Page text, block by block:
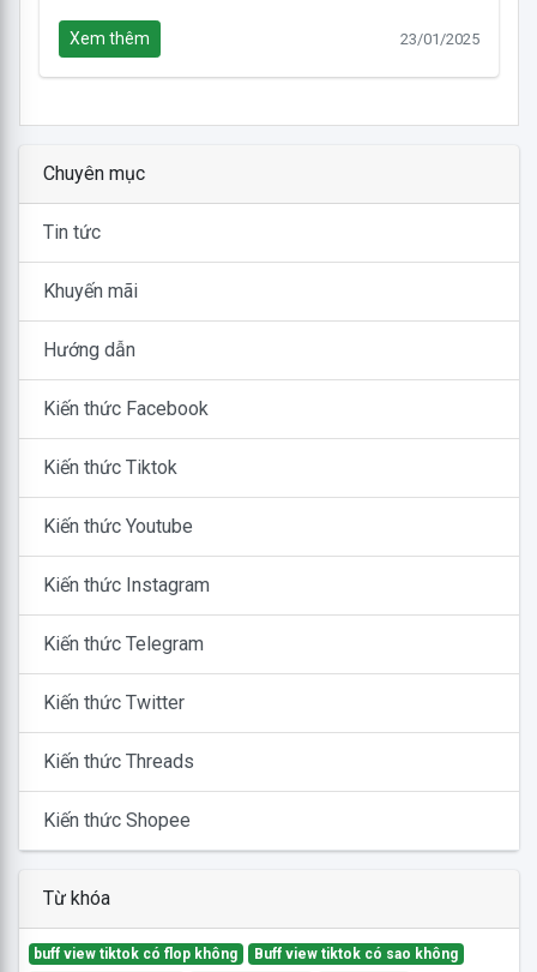
Xem thêm 23/01/2025
Chuyên mục
Tin tức
Khuyến mãi
Hướng dẫn
Kiến thức Facebook
Kiến thức Tiktok
Kiến thức Youtube
Kiến thức Instagram
Kiến thức Telegram
Kiến thức Twitter
Kiến thức Threads
Kiến thức Shopee
Từ khóa
buff view tiktok có flop không
Buff view tiktok có sao không